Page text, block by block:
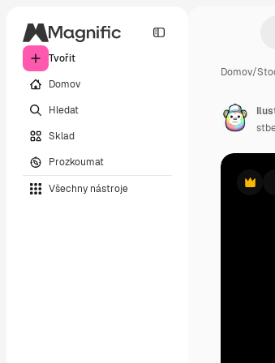
Tvořit
Domov
Hledat
Sklad
Prozkoumat
Všechny nástroje
Domov/